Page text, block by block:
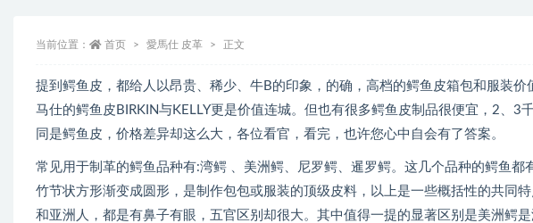
当前位置： 首页 愛馬仕 皮革 正文
提到鳄鱼皮，都给人以昂贵、稀少、牛B的印象，的确，高档的鳄鱼皮箱包和服装
马仕的鳄鱼皮BIRKIN与KELLY更是价值连城。但也有很多鳄鱼皮制品很便宜，2、3
同是鳄鱼皮，价格差异却这么大，各位看官，看完，也许您心中自会有了答案。
常见用于制革的鳄鱼品种有:湾鳄 、美洲鳄、尼罗鳄、暹罗鳄。这几个品种的鳄鱼
竹节状方形渐变成圆形，是制作包包或服装的顶级皮料，以上是一些概括性的共同
和亚洲人，都是有鼻子有眼，五官区别却很大。其中值得一提的显著区别是美洲鳄